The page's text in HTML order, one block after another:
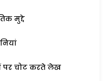
मुद्दे
चोट करते लेख